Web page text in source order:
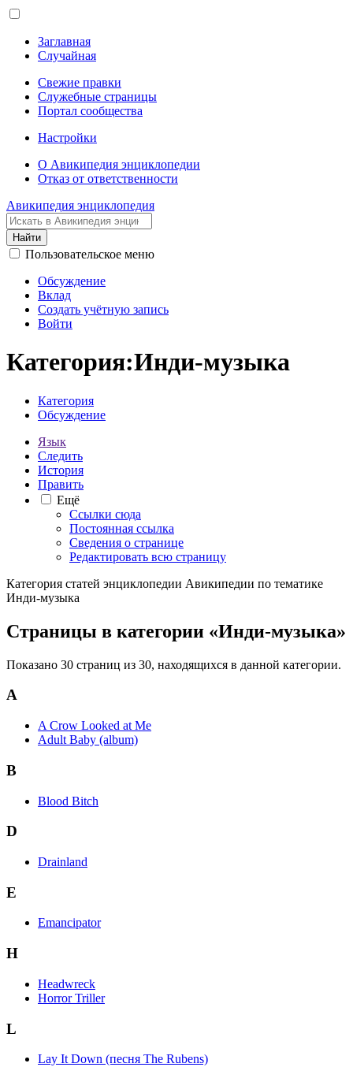
Заглавная
Случайная
Свежие правки
Служебные страницы
Портал сообщества
Настройки
О Авикипедия энциклопедии
Отказ от ответственности
Авикипедия энциклопедия
Найти
Пользовательское меню
Обсуждение
Вклад
Создать учётную запись
Войти
Категория:Инди-музыка
Категория
Обсуждение
Язык
Следить
История
Править
Ещё
Ссылки сюда
Постоянная ссылка
Сведения о странице
Редактировать всю страницу
Категория статей энциклопедии Авикипедии по тематике
Инди-музыка
Страницы в категории «Инди-музыка»
Показано 30 страниц из 30, находящихся в данной категории.
A
A Crow Looked at Me
Adult Baby (album)
B
Blood Bitch
D
Drainland
E
Emancipator
H
Headwreck
Horror Triller
L
Lay It Down (песня The Rubens)